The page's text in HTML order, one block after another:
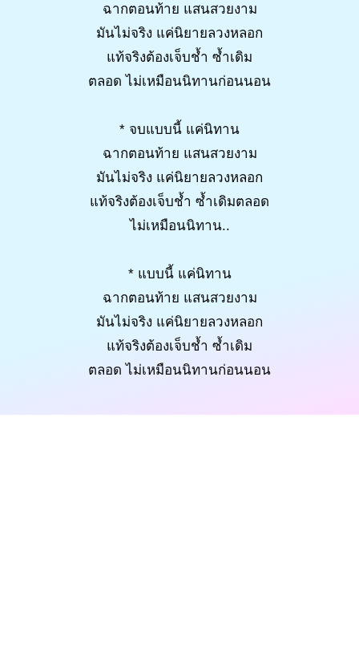
ฉากตอนท้าย แสนสวยงาม
มันไม่จริง แค่นิยายลวงหลอก
แท้จริงต้องเจ็บช้ำ ซ้ำเดิม
ตลอด ไม่เหมือนนิทานก่อนนอน
* จบแบบนี้ แค่นิทาน
ฉากตอนท้าย แสนสวยงาม
มันไม่จริง แค่นิยายลวงหลอก
แท้จริงต้องเจ็บช้ำ ซ้ำเดิมตลอด
ไม่เหมือนนิทาน..
* แบบนี้ แค่นิทาน
ฉากตอนท้าย แสนสวยงาม
มันไม่จริง แค่นิยายลวงหลอก
แท้จริงต้องเจ็บช้ำ ซ้ำเดิม
ตลอด ไม่เหมือนนิทานก่อนนอน